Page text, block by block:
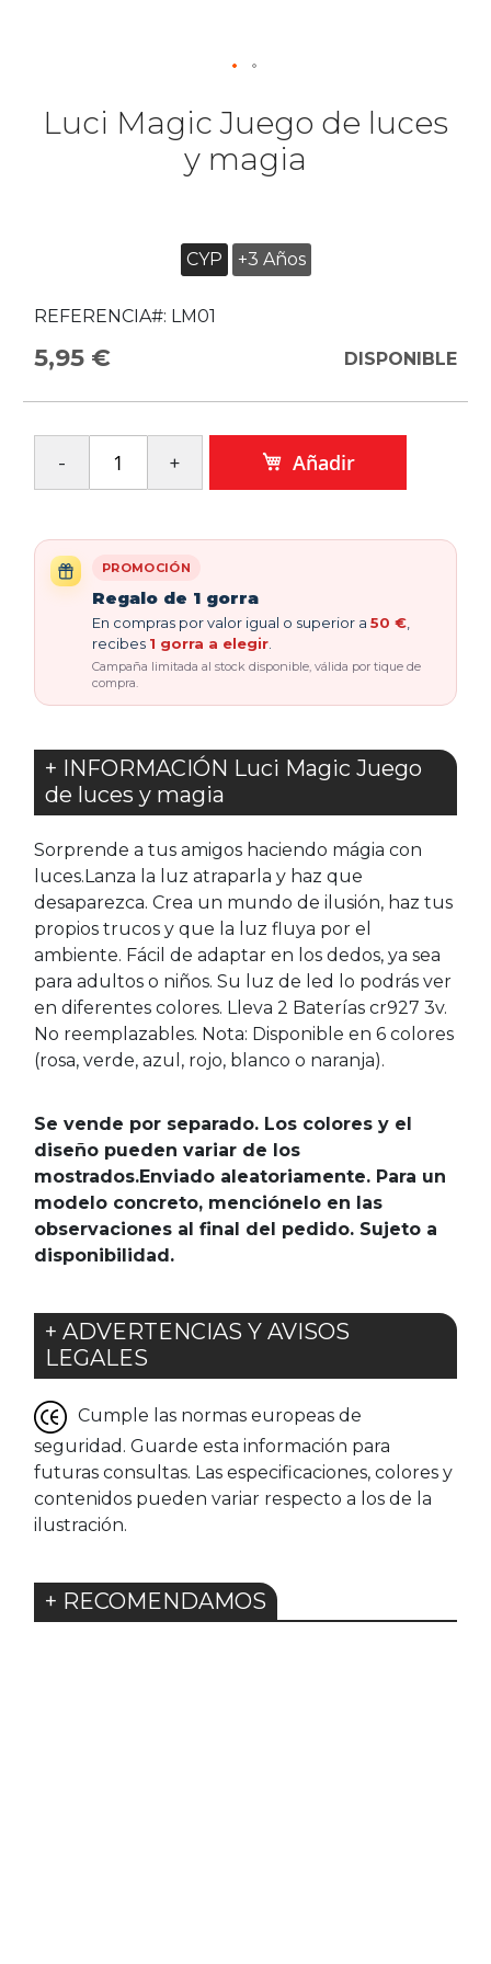
Luci Magic Juego de luces
y magia
CYP +3 Años
REFERENCIA#: LM01
5,95 € DISPONIBLE
Añadir
PROMOCIÓN
Regalo de 1 gorra
En compras por valor igual o superior a 50 €
recibes 1 gorra a elegir
Campaña limitada al stock disponible, válida por tique de
compra.
+ INFORMACIÓN Luci Magic Juego
de luces y magia
Sorprende a tus amigos haciendo mágia con
luces.Lanza la luz atraparla y haz que
desaparezca. Crea un mundo de ilusión, haz tus
propios trucos y que la luz fluya por el
ambiente. Fácil de adaptar en los dedos, ya sea
para adultos o niños. Su luz de led lo podrás ver
en diferentes colores. Lleva 2 Baterías cr927 3v.
No reemplazables. Nota: Disponible en 6 colores
(rosa, verde, azul, rojo, blanco o naranja).
Se vende por separado. Los colores y el
diseño pueden variar de los
mostrados.Enviado aleatoriamente. Para un
modelo concreto, menciónelo en las
observaciones al final del pedido. Sujeto a
disponibilidad.
+ ADVERTENCIAS Y AVISOS
LEGALES
Cumple las normas europeas de
seguridad. Guarde esta información para
futuras consultas. Las especificaciones, colores y
contenidos pueden variar respecto a los de la
ilustración.
+ RECOMENDAMOS